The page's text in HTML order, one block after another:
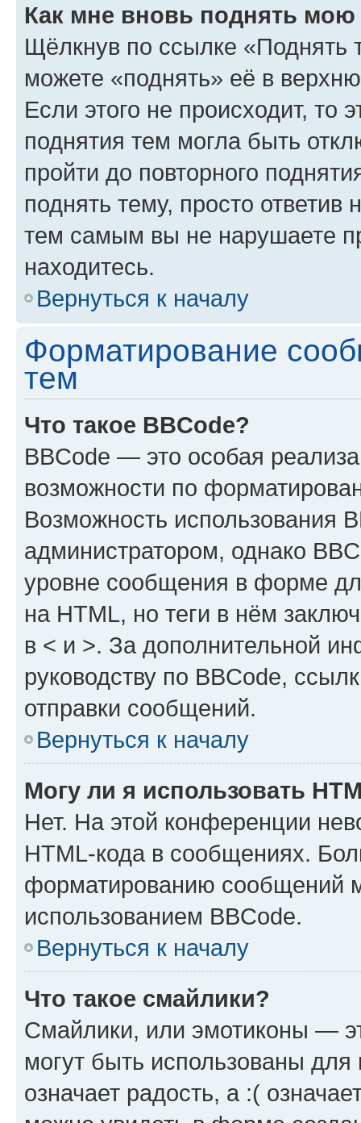
Как мне вновь поднять мою
Щёлкнув по ссылке «Поднять
можете «поднять» её в
Если этого не происходит, то
поднятия тем могла быть
пройти до повторного
поднять тему, просто ответив
тем самым вы не нарушаете
находитесь.
Вернуться к началу
Форматирование
тем
Что такое BBCode?
BBCode — это особая
возможности по
Возможность использования
администратором, однако
уровне сообщения в форме
на HTML, но теги в нём
в < и >. За дополнительной
руководству по BBCode,
отправки сообщений.
Вернуться к началу
Могу ли я использовать
Нет. На этой конференции
HTML-кода в сообщениях.
форматированию сообщений
использованием BBCode.
Вернуться к началу
Что такое смайлики?
Смайлики, или эмотиконы —
могут быть использованы
означает радость, а :(